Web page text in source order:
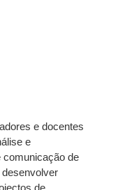
e docentes
e
comunicação de
de